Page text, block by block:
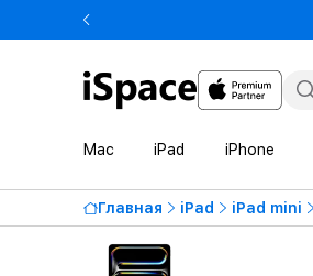
Mac iPad iPhone
Главная iPad iPad mini